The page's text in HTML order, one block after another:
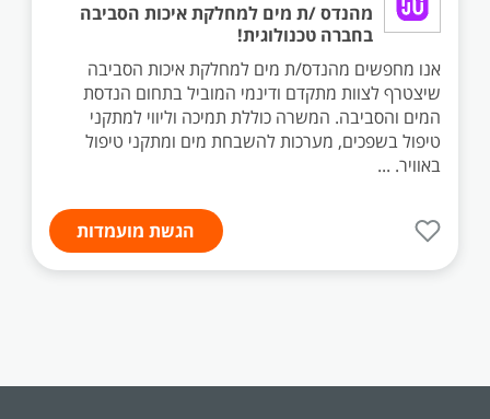
מהנדס /ת מים למחלקת איכות הסביבה
בחברה טכנולוגית!
אנו מחפשים מהנדס/ת מים למחלקת איכות הסביבה
שיצטרף לצוות מתקדם ודינמי המוביל בתחום הנדסת
המים והסביבה. המשרה כוללת תמיכה וליווי למתקני
טיפול בשפכים, מערכות להשבחת מים ומתקני טיפול
באוויר. ...
הגשת מועמדות